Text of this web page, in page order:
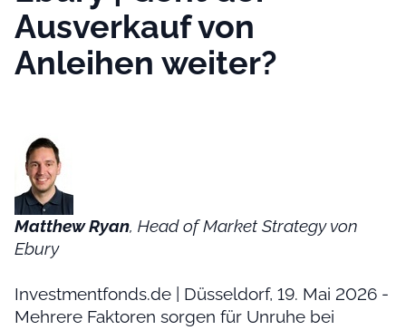
Ausverkauf von
Anleihen weiter?
Matthew Ryan, Head of Market Strategy von
Ebury
Investmentfonds.de | Düsseldorf, 19. Mai 2026 -
Mehrere Faktoren sorgen für Unruhe bei